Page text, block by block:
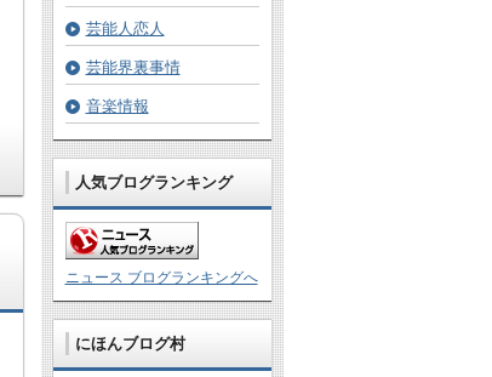
芸能人恋人
芸能界裏事情
音楽情報
人気ブログランキング
ニュース ブログランキングへ
にほんブログ村